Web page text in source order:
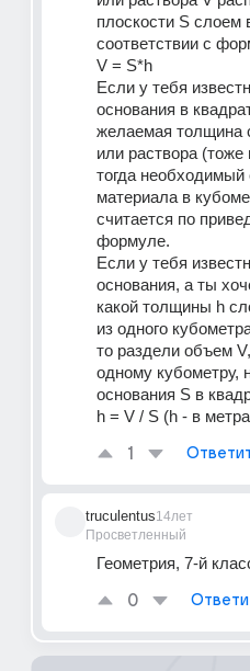
плоскости S слоем
соответствии с
V = S*h
Если у тебя
основания в
желаемая толщина
или раствора (тоже
тогда
материала в
считается по
формуле.
Если у тебя
основания, а ты
какой толщины h
из одного
то раздели объем
одному кубометру,
h = V / S (h - в
1
truculentus
Просветленный
14лет
Геометрия, 7-й
0